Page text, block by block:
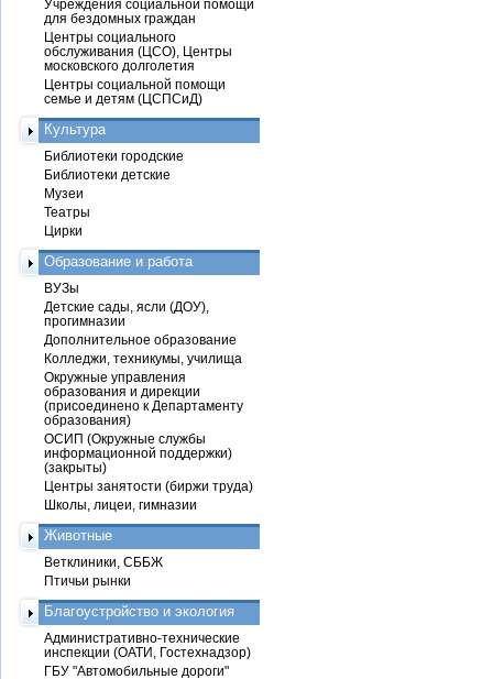
Учреждения социальной помощи
для бездомных граждан
Центры социального
обслуживания (ЦСО), Центры
московского долголетия
Центры социальной помощи
семье и детям (ЦСПСиД)
Культура
Библиотеки городские
Библиотеки детские
Музеи
Театры
Цирки
Образование и работа
ВУЗы
Детские сады, ясли (ДОУ),
прогимназии
Дополнительное образование
Колледжи, техникумы, училища
Окружные управления
образования и дирекции
(присоединено к Департаменту
образования)
ОСИП (Окружные службы
информационной поддержки)
(закрыты)
Центры занятости (биржи труда)
Школы, лицеи, гимназии
Животные
Ветклиники, СББЖ
Птичьи рынки
Благоустройство и экология
Административно-технические
инспекции (ОАТИ, Гостехнадзор)
ГБУ "Автомобильные дороги"